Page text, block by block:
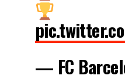
— FC